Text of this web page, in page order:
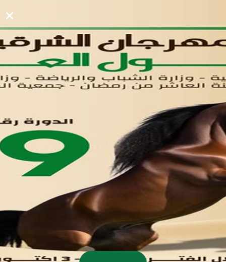
لوحه التحكم
اتصل بنا
تواصل معنا
مدينة العاشر من رمضان
01221020029
055-4494429
055-4494406
055-4494414
info.triaeg@yahoo.com
info@triaeg-guide.com